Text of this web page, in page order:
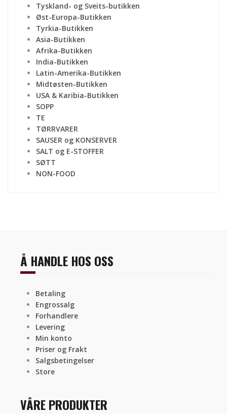
Tyskland- og Sveits-butikken
Øst-Europa-Butikken
Tyrkia-Butikken
Asia-Butikken
Afrika-Butikken
India-Butikken
Latin-Amerika-Butikken
Midtøsten-Butikken
USA & Karibia-Butikken
SOPP
TE
TØRRVARER
SAUSER og KONSERVER
SALT og E-STOFFER
SØTT
NON-FOOD
Å HANDLE HOS OSS
Betaling
Engrossalg
Forhandlere
Levering
Min konto
Priser og Frakt
Salgsbetingelser
Store
VÅRE PRODUKTER